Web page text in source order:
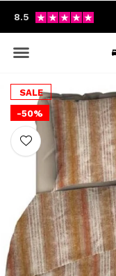
8.5
SALE
-50%